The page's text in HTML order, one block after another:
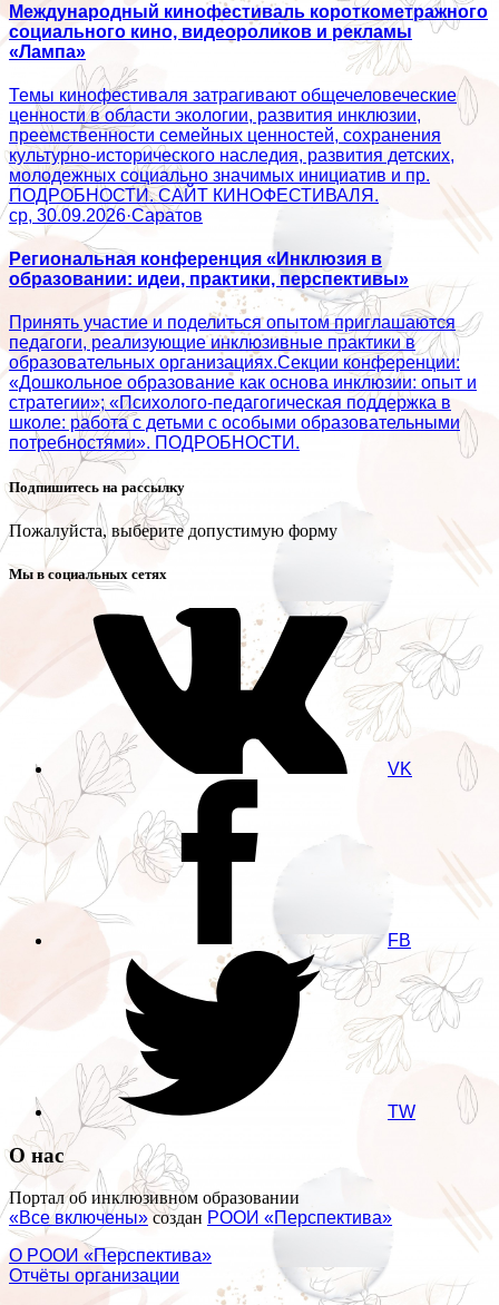
Международный кинофестиваль короткометражного
социального кино, видеороликов и рекламы
«Лампа»
Темы кинофестиваля затрагивают общечеловеческие
ценности в области экологии, развития инклюзии,
преемственности семейных ценностей, сохранения
культурно-исторического наследия, развития детских,
молодежных социально значимых инициатив и пр.
ПОДРОБНОСТИ. САЙТ КИНОФЕСТИВАЛЯ.
ср, 30.09.2026·Саратов
Региональная конференция «Инклюзия в
образовании: идеи, практики, перспективы»
Принять участие и поделиться опытом приглашаются
педагоги, реализующие инклюзивные практики в
образовательных организациях.Секции конференции:
«Дошкольное образование как основа инклюзии: опыт и
стратегии»; «Психолого‑педагогическая поддержка в
школе: работа с детьми с особыми образовательными
потребностями». ПОДРОБНОСТИ.
Подпишитесь на рассылку
Пожалуйста, выберите допустимую форму
Мы в социальных сетях
VK
FB
TW
О нас
Портал об инклюзивном образовании
«Все включены»создан РООИ «Перспектива»
О РООИ «Перспектива»
Отчёты организации